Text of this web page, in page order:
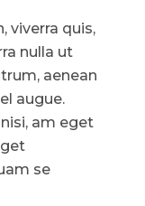
viverra quis,
nulla ut
aenean
augue.
am eget
se